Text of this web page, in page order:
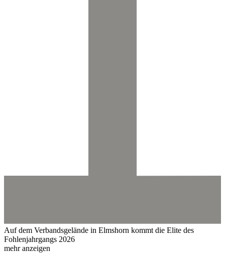
Auf dem Verbandsgelände in Elmshorn kommt die Elite des
Fohlenjahrgangs 2026
mehr anzeigen